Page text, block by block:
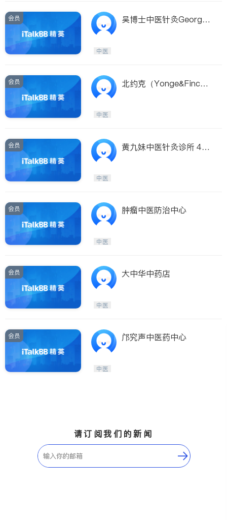
会员
吴博士中医针灸George
中医
会员
北约克（Yonge&Finc
中医
会员
黄九妹中医针灸诊所 40
中医
会员 肿瘤中医防治中心
中医
会员 大中华中药店
中医
会员 邝究声中医药中心
中医
请订阅我们的新闻